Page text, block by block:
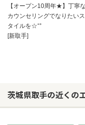
【オープン10周年★】丁寧な
カウンセリングでなりたいス
タイルを☆⁺°
[新取手]
茨城県取手の近くの